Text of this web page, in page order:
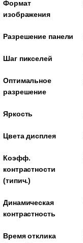
Формат
изображения
Разрешение панели
Шаг пикселей
Оптимальное
разрешение
Яркость
Цвета дисплея
Коэфф.
контрастности
(типич.)
Динамическая
контрастность
Время отклика